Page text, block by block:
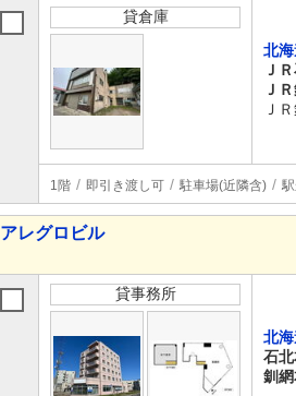
貸倉庫
北
Ｊ
Ｊ
Ｊ
1階 即引き渡し可 駐車場(近隣含)
アレグロビル
貸事務所
北
石
釧